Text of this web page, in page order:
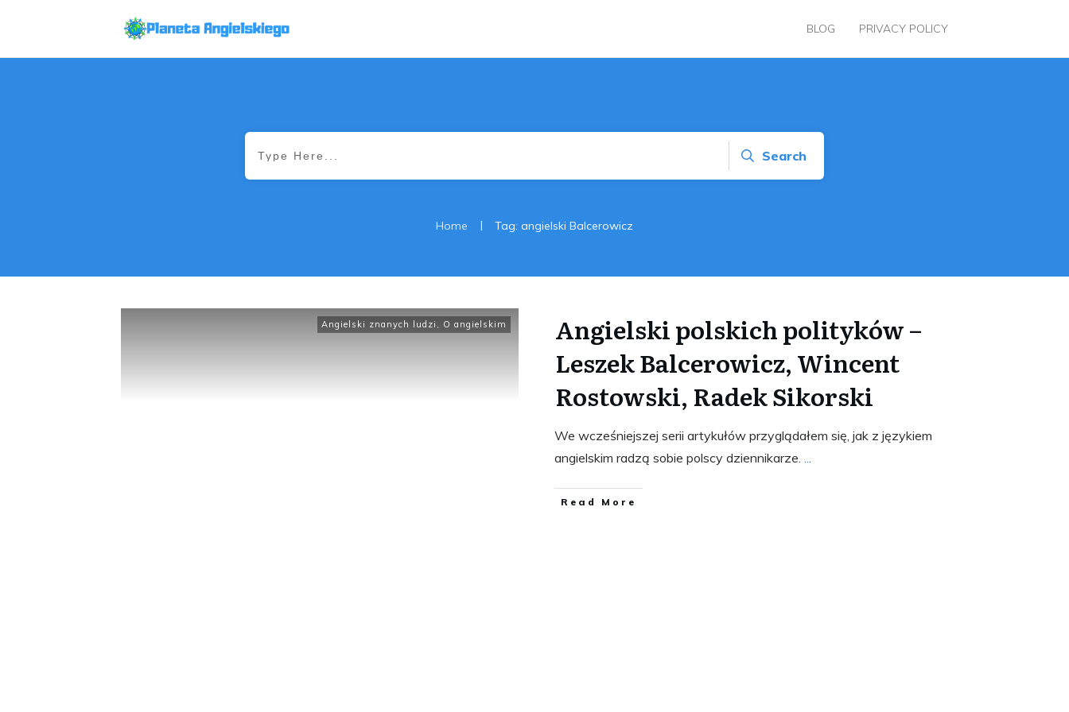
BLOG PRIVACY POLICY
Search
Home | Tag: angielski Balcerowicz
Angielski znanych ludzi O angielskim
Angielski polskich polityków –
Leszek Balcerowicz, Wincent
Rostowski, Radek Sikorski
We wcześniejszej serii artykułów przyglądałem się, jak z językiem
angielskim radzą sobie polscy dziennikarze.
​Read More